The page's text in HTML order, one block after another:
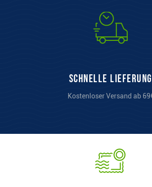
Schnelle Lieferung
Kostenloser Versand ab